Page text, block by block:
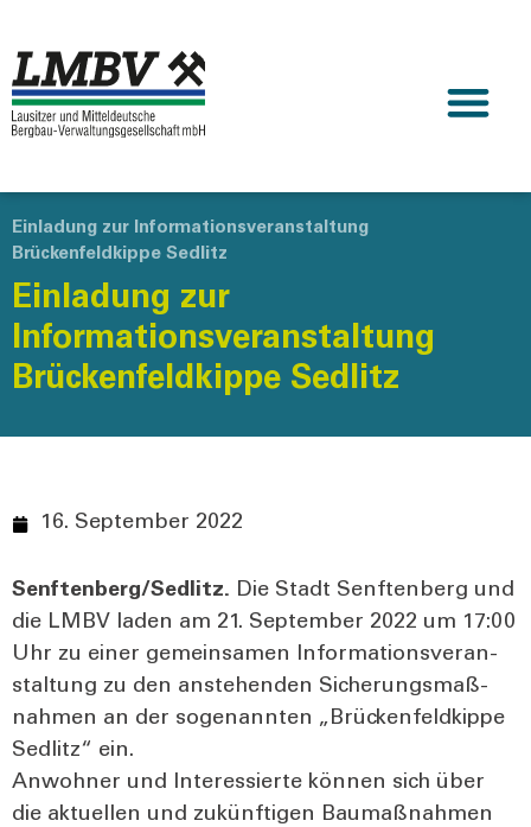
Einladung zur Informationsveranstaltung
Brückenfeldkippe Sedlitz
Einladung zur
Informationsveranstaltung
Brückenfeldkippe Sedlitz
16. September 2022
Senftenberg/Sedlitz. Die Stadt Senf­ten­berg und
die LMBV laden am 21. Sep­tem­ber 2022 um 17:00
Uhr zu einer gemein­sa­men Infor­ma­ti­ons­ver­an­
stal­tung zu den anste­hen­den Siche­rungs­maß­
nah­men an der soge­nann­ten „Brü­cken­feld­kip­pe
Sedlitz“ ein.
Anwoh­ner und Inter­es­sier­te kön­nen sich über
die aktu­el­len und zukünf­ti­gen Bau­maß­nah­men